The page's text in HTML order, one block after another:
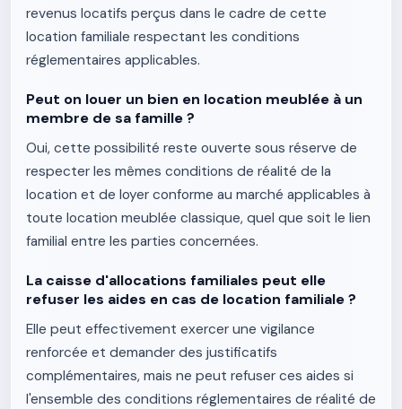
revenus locatifs perçus dans le cadre de cette
location familiale respectant les conditions
réglementaires applicables.
Peut on louer un bien en location meublée à un
membre de sa famille ?
Oui, cette possibilité reste ouverte sous réserve de
respecter les mêmes conditions de réalité de la
location et de loyer conforme au marché applicables à
toute location meublée classique, quel que soit le lien
familial entre les parties concernées.
La caisse d'allocations familiales peut elle
refuser les aides en cas de location familiale ?
Elle peut effectivement exercer une vigilance
renforcée et demander des justificatifs
complémentaires, mais ne peut refuser ces aides si
l'ensemble des conditions réglementaires de réalité de